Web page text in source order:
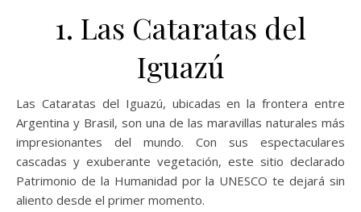
1. Las Cataratas del
Iguazú
Las Cataratas del Iguazú, ubicadas en la frontera entre
Argentina y Brasil, son una de las maravillas naturales más
impresionantes del mundo. Con sus espectaculares
cascadas y exuberante vegetación, este sitio declarado
Patrimonio de la Humanidad por la UNESCO te dejará sin
aliento desde el primer momento.